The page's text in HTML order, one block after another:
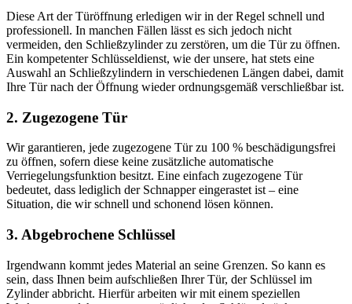
Diese Art der Türöffnung erledigen wir in der Regel schnell und
professionell. In manchen Fällen lässt es sich jedoch nicht
vermeiden, den Schließzylinder zu zerstören, um die Tür zu öffnen.
Ein kompetenter Schlüsseldienst, wie der unsere, hat stets eine
Auswahl an Schließzylindern in verschiedenen Längen dabei, damit
Ihre Tür nach der Öffnung wieder ordnungsgemäß verschließbar ist.
2. Zugezogene Tür
Wir garantieren, jede zugezogene Tür zu 100 % beschädigungsfrei
zu öffnen, sofern diese keine zusätzliche automatische
Verriegelungsfunktion besitzt. Eine einfach zugezogene Tür
bedeutet, dass lediglich der Schnapper eingerastet ist – eine
Situation, die wir schnell und schonend lösen können.
3. Abgebrochene Schlüssel
Irgendwann kommt jedes Material an seine Grenzen. So kann es
sein, dass Ihnen beim aufschließen Ihrer Tür, der Schlüssel im
Zylinder abbricht. Hierfür arbeiten wir mit einem speziellen